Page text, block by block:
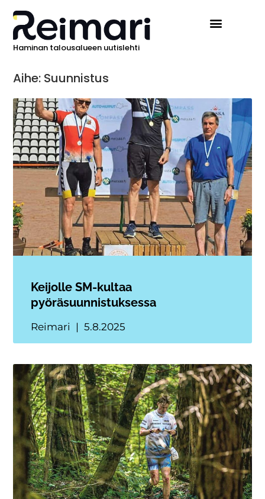
Haminan talousalueen uutislehti
Aihe: Suunnistus
Keijolle SM-kultaa
pyöräsuunnistuksessa
Reimari 5.8.2025